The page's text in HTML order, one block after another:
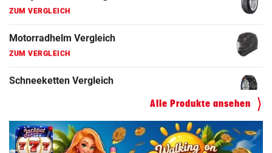
Autokredit Vergleich
ZUM VERGLEICH
Kompressor Vergleich
ZUM VERGLEICH
Alle Produkte ansehen